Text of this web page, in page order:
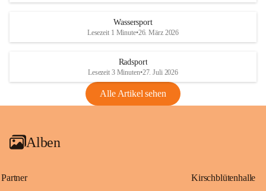
Anhang VBl. EU Nr. 18
1 Seite•1,4 MB
VBl. EU Nr. 18_2026
Wassersport
Lesezeit 1 Minute•26. März 2026
Radsport
Lesezeit 3 Minuten•27. Juli 2026
Alle Artikel sehen
Alben
Partner Kirschblütenhalle